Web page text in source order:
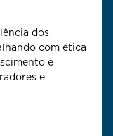
dos
com ética
e
e